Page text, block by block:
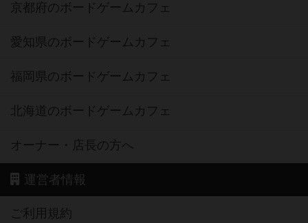
京都府のボードゲームカフェ
愛知県のボードゲームカフェ
福岡県のボードゲームカフェ
北海道のボードゲームカフェ
オーナー・店長の方へ
運営者情報
ご利用規約